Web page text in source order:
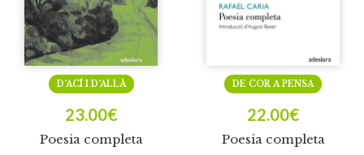
Poesia completa
D’ACÍ I D’ALLÀ
23.00€
Poesia completa
DE COR A PENSA
22.00€